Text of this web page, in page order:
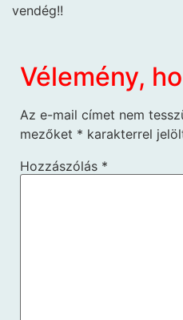
vendég!!
Vélemény,
Az e-mail címet nem
mezőket * karakterrel
Hozzászólás *